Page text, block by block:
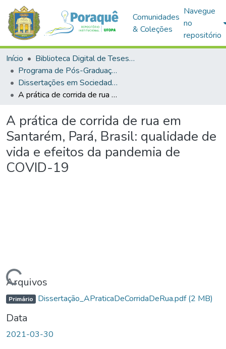
Comunidades
& Coleções
Navegue
no
repositório
Início
Biblioteca Digital de Teses e Dissertações (BDTD)
Programa de Pós-Graduação em Sociedade, Ambiente e Qualidade de Vida (PPGSAQ)
Dissertações em Sociedade, Ambiente e Qualidade de Vida (Mestrado)
A prática de corrida de rua em Santarém, Pará, Brasil: qualidade de vida e efeitos da pandemia de COVID-19
A prática de corrida de rua em
Santarém, Pará, Brasil: qualidade de
vida e efeitos da pandemia de
COVID-19
Arquivos
Primário Dissertação_APraticaDeCorridaDeRua.pdf(2 MB)
Data
2021-03-30